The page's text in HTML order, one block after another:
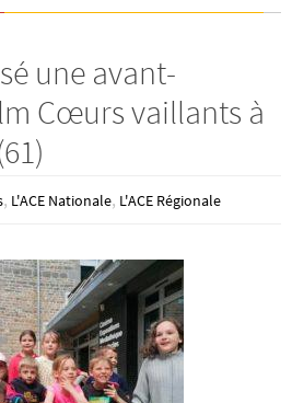
une avant-
Cœurs vaillants à
, L'ACE Nationale, L'ACE Régionale